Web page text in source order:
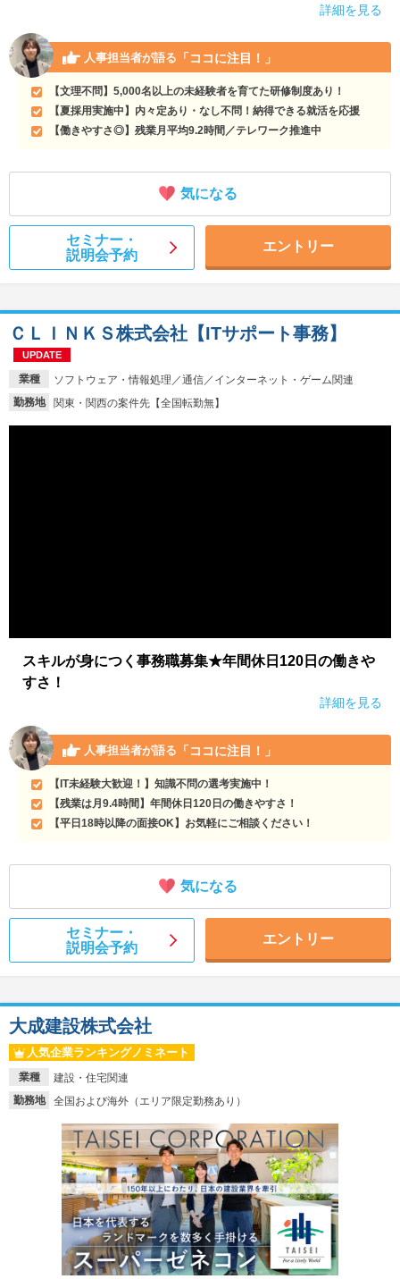
詳細を見る
人事担当者が語る 「ココに注目！」
【文理不問】5,000名以上の未経験者を育てた研修制度あり！
【夏採用実施中】内々定あり・なし不問！納得できる就活を応援
【働きやすさ◎】残業月平均9.2時間／テレワーク推進中
気になる
セミナー・
説明会予約
エントリー
業種
ソフトウェア・情報処理／通信／インターネット・ゲーム関連
勤務地
関東・関西の案件先【全国転勤無】
ＣＬＩＮＫＳ株式会社【ITサポート事務】
UPDATE
スキルが身につく事務職募集★年間休日120日の働きや
すさ！
詳細を見る
人事担当者が語る 「ココに注目！」
【IT未経験大歓迎！】知識不問の選考実施中！
【残業は月9.4時間】年間休日120日の働きやすさ！
【平日18時以降の面接OK】お気軽にご相談ください！
気になる
セミナー・
説明会予約
エントリー
業種
建設・住宅関連
勤務地
全国および海外（エリア限定勤務あり）
大成建設株式会社
人気企業ランキングノミネート